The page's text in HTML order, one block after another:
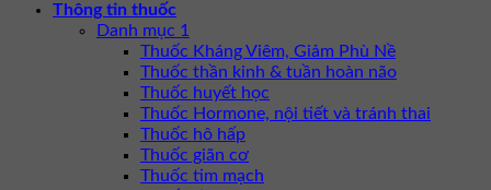
Thông tin thuốc
Danh mục 1
Thuốc Kháng Viêm, Giảm Phù Nề
Thuốc thần kinh & tuần hoàn não
Thuốc huyết học
Thuốc Hormone, nội tiết và tránh thai
Thuốc hô hấp
Thuốc giãn cơ
Thuốc tim mạch